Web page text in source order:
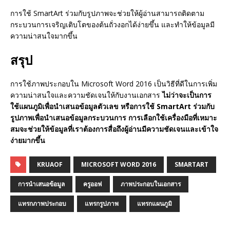
การใช้ SmartArt ร่วมกับรูปภาพจะช่วยให้ผู้อ่านสามารถติดตาม
กระบวนการเจริญเติบโตของต้นถั่วงอกได้ง่ายขึ้น และทำให้ข้อมูลมี
ความน่าสนใจมากขึ้น
สรุป
การใช้ภาพประกอบใน Microsoft Word 2016 เป็นวิธีที่ดีในการเพิ่ม
ความน่าสนใจและความชัดเจนให้กับงานเอกสารไม่ว่าจะเป็นการ
ใช้แผนภูมิเพื่อนำเสนอข้อมูลตัวเลข หรือการใช้ SmartArt ร่วมกับ
รูปภาพเพื่อนำเสนอข้อมูลกระบวนการ การเลือกใช้เครื่องมือที่เหมาะ
สมจะช่วยให้ข้อมูลที่เราต้องการสื่อถึงผู้อ่านมีความชัดเจนและเข้าใจ
ง่ายมากขึ้น
KRUAOF MICROSOFT WORD 2016 SMARTART
การนำเสนอข้อมูล ครูออฟ ภาพประกอบในเอกสาร
แทรกภาพประกอบ แทรกรูปภาพ แทรกแผนภูมิ